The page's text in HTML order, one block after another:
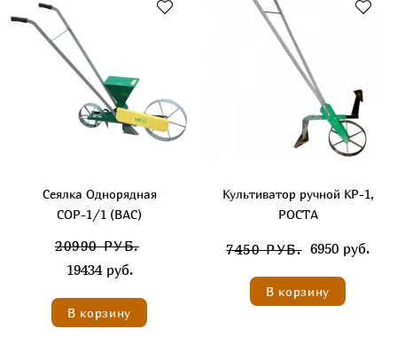
Сеялка Однорядная
СОР-1/1 (ВАС)
20990 РУБ.
19434 руб.
В корзину
Культиватор ручной КР-1,
РОСТА
7450 РУБ. 6950 руб.
В корзину